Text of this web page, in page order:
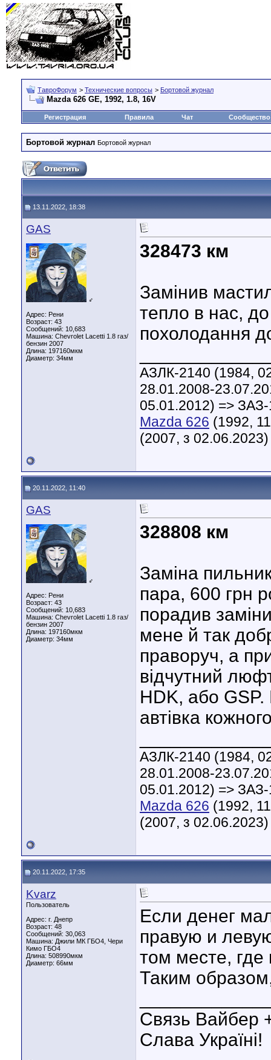
ТавроФорум > Технические вопросы > Бортовой журнал
Mazda 626 GE, 1992, 1.8, 16V
Регистрация Правила Чат Сообщество
Бортовой журнал Бортовой журнал
13.11.2022, 18:38
GAS
♂
Адрес: Рени
Возраст: 43
Сообщений: 10,683
Машина: Chevrolet Lacetti 1.8 газ/
бензин 2007
Длина: 197160мкм
Диаметр: 34мм
328473 км
Замінив
тепло в нас,
похолодання
АЗЛК-2140 (1984,
28.01.2008-
05.01.2012) =>
Mazda 626 (1992,
(2007, з 02.06.2023)
20.11.2022, 11:40
GAS
♂
Адрес: Рени
Возраст: 43
Сообщений: 10,683
Машина: Chevrolet Lacetti 1.8 газ/
бензин 2007
Длина: 197160мкм
Диаметр: 34мм
328808 км
Заміна
пара, 600 грн
порадив
мене й так
праворуч, а
відчутний
HDK, або
автівка
АЗЛК-2140 (1984,
28.01.2008-
05.01.2012) =>
Mazda 626 (1992,
(2007, з 02.06.2023)
20.11.2022, 17:35
Kvarz
Пользователь
Адрес: г. Днепр
Возраст: 48
Сообщений: 30,063
Машина: Джили МК ГБО4, Чери
Кимо ГБО4
Длина: 508990мкм
Диаметр: 66мм
Если денег
правую и
том месте, где
Таким
Связь Вайбер
Слава Україні!